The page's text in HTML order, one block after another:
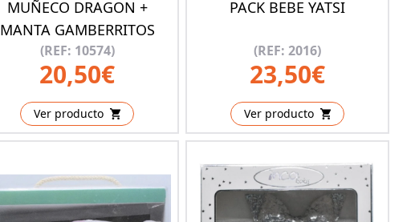
MUÑECO DRAGON +
MANTA GAMBERRITOS
(REF: 10574)
20,50€
Ver producto
PACK BEBE YATSI
(REF: 2016)
23,50€
Ver producto